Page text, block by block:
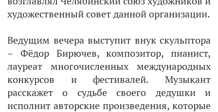
художественный совет данной организации.
Ведущим вечера выступит внук скульптора
– Фёдор Бирючев, композитор, пианист,
лауреат многочисленных международных
конкурсов и фестивалей. Музыкант
расскажет о судьбе своего дедушки и
исполнит авторские произведения, которые